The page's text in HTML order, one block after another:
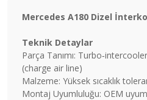
Mercedes A180 Dizel
Teknik Detaylar
Parça Tanımı:
(charge air line)
Malzeme: Yüksek sıcaklık
Montaj Uyumluluğu: OEM